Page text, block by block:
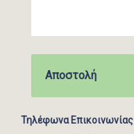
Τηλέφωνα Επικοινωνίας